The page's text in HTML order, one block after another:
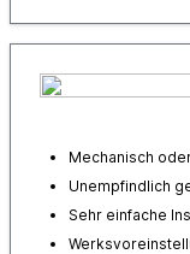
Mechanisch
Unempfindlich
Sehr einfache